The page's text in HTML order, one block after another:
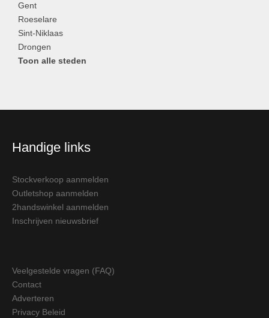
Gent
Roeselare
Sint-Niklaas
Drongen
Toon alle steden
Handige links
Stockverkoop aanmelden
Outletshop aanmelden
2handswinkel aanmelden
Inschrijven nieuwsbrief
Veelgestelde vragen (FAQ)
Contact
Adverteren
Privacy Beleid